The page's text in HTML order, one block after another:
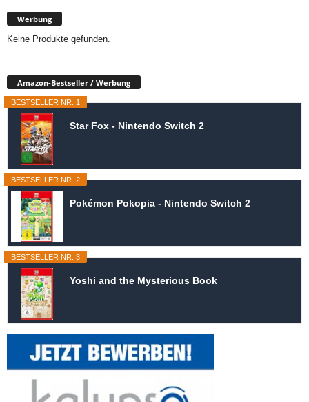
Werbung
Keine Produkte gefunden.
Amazon-Bestseller / Werbung
BESTSELLER NR. 1
Star Fox - Nintendo Switch 2
BESTSELLER NR. 2
Pokémon Pokopia - Nintendo Switch 2
BESTSELLER NR. 3
Yoshi and the Mysterious Book